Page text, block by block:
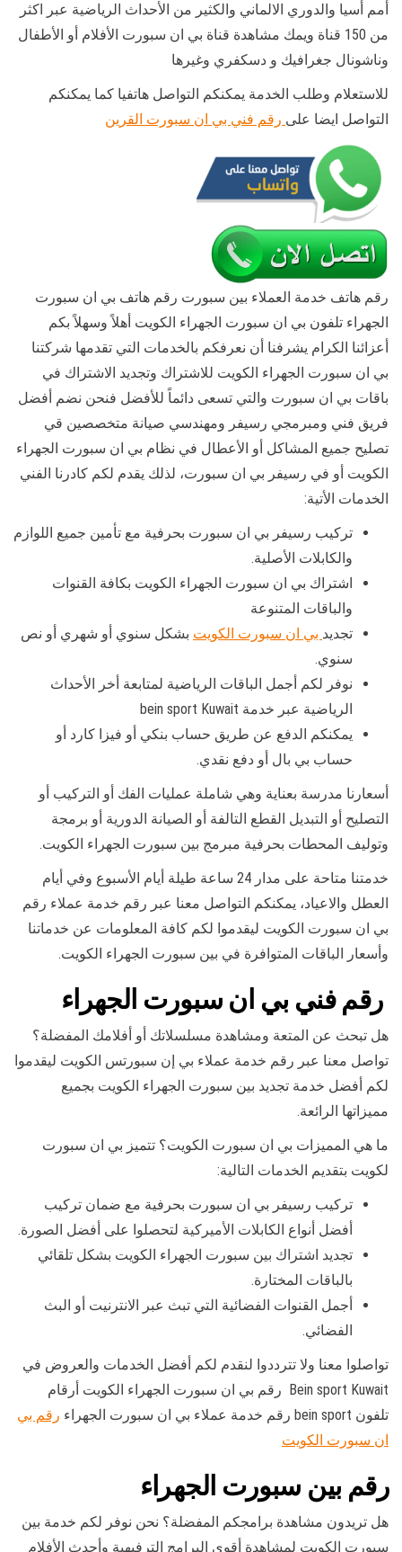
أمم أسيا والدوري الالماني والكثير من الأحداث الرياضية عبر اكثر
من 150 قناة ويمك مشاهدة قناة بي ان سبورت الأفلام أو الأطفال
وناشونال جغرافيك و دسكفري وغيرها
للاستعلام وطلب الخدمة يمكنكم التواصل هاتفيا كما يمكنكم
التواصل ايضا على رقم فني بي ان سبورت القرين
رقم هاتف خدمة العملاء بين سبورت رقم هاتف بي ان سبورت
الجهراء تلفون بي ان سبورت الجهراء الكويت أهلاً وسهلاً بكم
أعزائنا الكرام يشرفنا أن نعرفكم بالخدمات التي تقدمها شركتنا
بي ان سبورت الجهراء الكويت للاشتراك وتجديد الاشتراك في
باقات بي ان سبورت والتي تسعى دائماً للأفضل فنحن نضم أفضل
فريق فني ومبرمجي رسيفر ومهندسي صيانة متخصصين قي
تصليح جميع المشاكل أو الأعطال في نظام بي ان سبورت الجهراء
الكويت أو في رسيفر بي ان سبورت، لذلك يقدم لكم كادرنا الفني
الخدمات الأتية:
تركيب رسيفر بي ان سبورت بحرفية مع تأمين جميع اللوازم
والكابلات الأصلية.
اشتراك بي ان سبورت الجهراء الكويت بكافة القنوات
والباقات المتنوعة
تجديد بي ان سبورت الكويت بشكل سنوي أو شهري أو نص
سنوي.
نوفر لكم أجمل الباقات الرياضية لمتابعة أخر الأحداث
الرياضية عبر خدمة bein sport Kuwait
يمكنكم الدفع عن طريق حساب بنكي أو فيزا كارد أو
حساب بي بال أو دفع نقدي.
أسعارنا مدرسة بعناية وهي شاملة عمليات الفك أو التركيب أو
التصليح أو التبديل القطع التالفة أو الصيانة الدورية أو برمجة
وتوليف المحطات بحرفية مبرمج بين سبورت الجهراء الكويت.
خدمتنا متاحة على مدار 24 ساعة طيلة أيام الأسبوع وفي أيام
العطل والاعياد، يمكنكم التواصل معنا عبر رقم خدمة عملاء رقم
بي ان سبورت الكويت ليقدموا لكم كافة المعلومات عن خدماتنا
وأسعار الباقات المتوافرة في بين سبورت الجهراء الكويت.
رقم فني بي ان سبورت الجهراء
هل تبحث عن المتعة ومشاهدة مسلسلاتك أو أفلامك المفضلة؟
تواصل معنا عبر رقم خدمة عملاء بي إن سبورتس الكويت ليقدموا
لكم أفضل خدمة تجديد بين سبورت الجهراء الكويت بجميع
مميزاتها الرائعة.
ما هي المميزات بي ان سبورت الكويت؟ تتميز بي ان سبورت
لكويت بتقديم الخدمات التالية:
تركيب رسيفر بي ان سبورت بحرفية مع ضمان تركيب
أفضل أنواع الكابلات الأميركية لتحصلوا على أفضل الصورة.
تجديد اشتراك بين سبورت الجهراء الكويت بشكل تلقائي
بالباقات المختارة.
أجمل القنوات الفضائية التي تبث عبر الانترنيت أو البث
الفضائي.
تواصلوا معنا ولا تترددوا لنقدم لكم أفضل الخدمات والعروض في
Bein sport Kuwait رقم بي ان سبورت الجهراء الكويت أرقام
تلفون bein sport رقم خدمة عملاء بي ان سبورت الجهراء
رقم بي
ان سبورت الكويت
رقم بين سبورت الجهراء
هل تريدون مشاهدة برامجكم المفضلة؟ نحن نوفر لكم خدمة بين
سبورت الكويت لمشاهدة أقوى البرامج الترفيهية وأحدث الأفلام